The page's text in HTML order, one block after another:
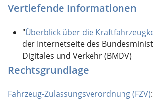
Vertiefende Informationen
"Überblick über die
der Internetseite des
Digitales und Verkehr (BMDV)
Rechtsgrundlage
Fahrzeug-Zulassungsverordnung (FZV):